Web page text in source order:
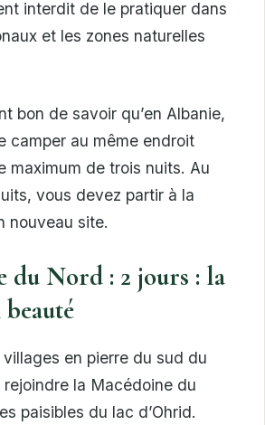
interdit de le pratiquer dans
et les zones naturelles
bon de savoir qu’en Albanie,
camper au même endroit
maximum de trois nuits. Au
vous devez partir à la
nouveau site.
du Nord : 2 jours : la
villages en pierre du sud du
la Macédoine du
paisibles du lac d’Ohrid.